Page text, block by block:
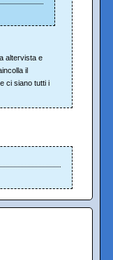
altervista e
il
ci siano tutti i